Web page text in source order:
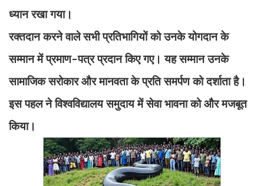
ध्यान रखा गया।
रक्तदान करने वाले सभी प्रतिभागियों को उनके योगदान के
सम्मान में प्रमाण-पत्र प्रदान किए गए। यह सम्मान उनके
सामाजिक सरोकार और मानवता के प्रति समर्पण को दर्शाता है।
इस पहल ने विश्वविद्यालय समुदाय में सेवा भावना को और मजबूत
किया।